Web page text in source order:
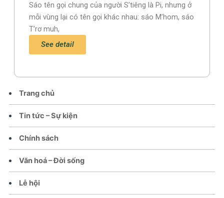
Trang chủ
Tin tức – Sự kiện
Chính sách
Văn hoá – Đời sống
Lễ hội
Sáo tên gọi chung của người S’tiêng là Pi, nhưng ở
mỗi vùng lại có tên gọi khác nhau: sáo M’hom, sáo
T’rơ muh,
See detail